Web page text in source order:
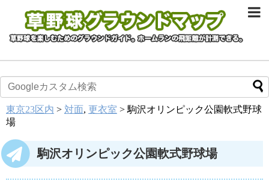
東京23区内 > 対面, 更衣室 > 駒沢オリンピック公園軟式野球
場
駒沢オリンピック公園軟式野球場